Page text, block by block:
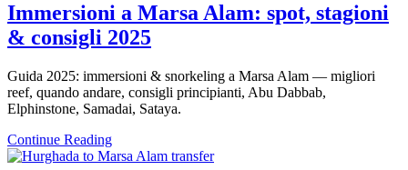
Immersioni a Marsa Alam: spot, stagioni
& consigli 2025
Guida 2025: immersioni & snorkeling a Marsa Alam — migliori
reef, quando andare, consigli principianti, Abu Dabbab,
Elphinstone, Samadai, Sataya.
Continue Reading